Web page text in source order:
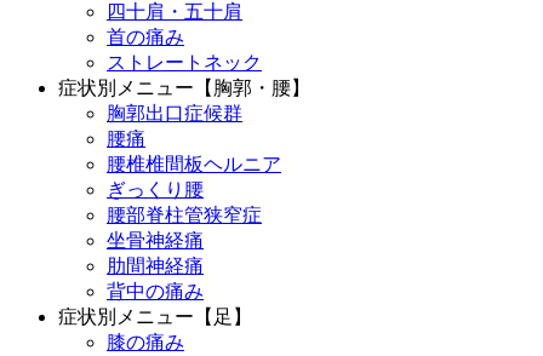
四十肩・五十肩
首の痛み
ストレートネック
症状別メニュー【胸郭・腰】
胸郭出口症候群
腰痛
腰椎椎間板ヘルニア
ぎっくり腰
腰部脊柱管狭窄症
坐骨神経痛
肋間神経痛
背中の痛み
症状別メニュー【足】
膝の痛み